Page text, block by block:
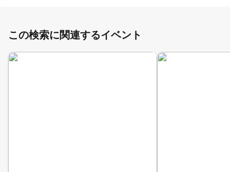
この検索に関連するイベント